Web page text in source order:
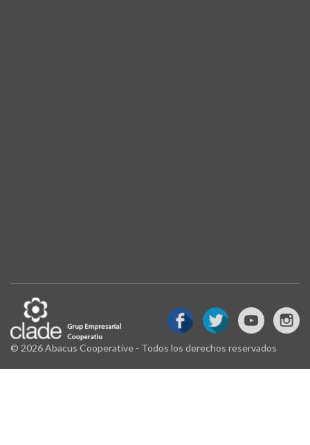
© 2026 Abacus Cooperative - Todos los derechos reservados